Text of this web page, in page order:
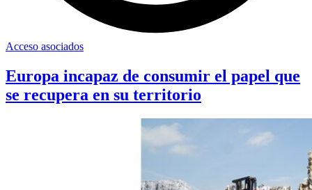
Acceso asociados
Europa incapaz de consumir el papel que
se recupera en su territorio